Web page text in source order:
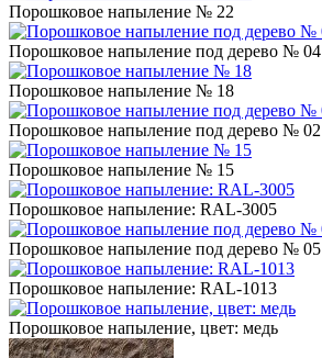
Порошковое напыление № 22
Порошковое напыление под дерево № 04
Порошковое напыление № 18
Порошковое напыление под дерево № 02
Порошковое напыление № 15
Порошковое напыление: RAL-3005
Порошковое напыление под дерево № 05
Порошковое напыление: RAL-1013
Порошковое напыление, цвет: медь